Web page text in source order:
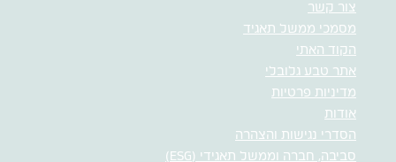
צור קשר
מסמכי ממשל תאגיד
הקוד האתי
אתר טבע גלובלי
מדיניות פרטיות
אודות
הסדרי נגישות והצהרה
סביבה, חברה וממשל תאגידי (ESG)